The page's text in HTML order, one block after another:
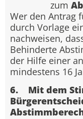
zum
Wer den Antrag
durch Vorlage
nachweisen,
Behinderte
der Hilfe einer
mindestens 16
6. Mit dem